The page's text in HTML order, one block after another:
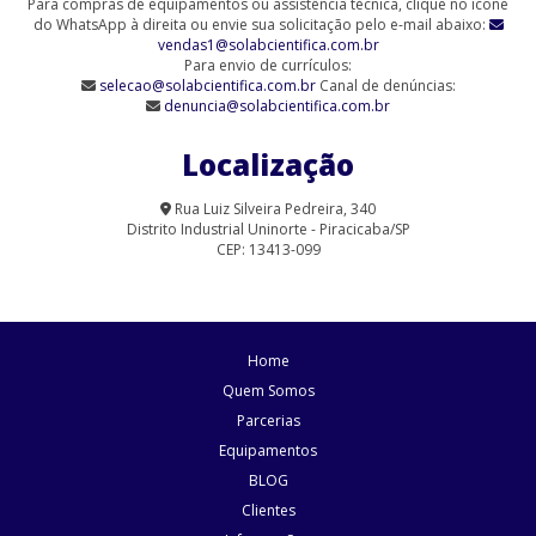
Agitador Magnético Analógico sem Aquecimento - 6 Provas (SL-
Agitador Magnético com Aquecimento para Laboratório | Solab
Agitador Magnético Digital com Aquecimento e Sensor Externo
Agitador Magnético Digital com Aquecimento e Sensor Externo
Para compras de equipamentos ou assistência técnica, clique no ícone
do WhatsApp à direita ou envie sua solicitação pelo e-mail abaixo:
vendas1@solabcientifica.com.br
Para envio de currículos:
selecao@solabcientifica.com.br Canal de denúncias:
denuncia@solabcientifica.com.br
Localização
Rua Luiz Silveira Pedreira, 340
Distrito Industrial Uninorte - Piracicaba/SP
CEP: 13413-099
Home
Quem Somos
Parcerias
Equipamentos
BLOG
Clientes